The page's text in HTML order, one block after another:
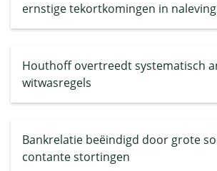
ernstige tekortkomingen in
Houthoff overtreedt systematisch
witwasregels
Bankrelatie beëindigd door grote
contante stortingen